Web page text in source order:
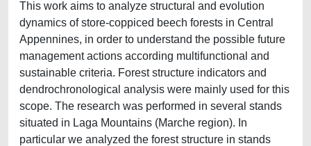
This work aims to analyze structural and evolution
dynamics of store-coppiced beech forests in Central
Appennines, in order to understand the possible future
management actions according multifunctional and
sustainable criteria. Forest structure indicators and
dendrochronological analysis were mainly used for this
scope. The research was performed in several stands
situated in Laga Mountains (Marche region). In
particular we analyzed the forest structure in stands